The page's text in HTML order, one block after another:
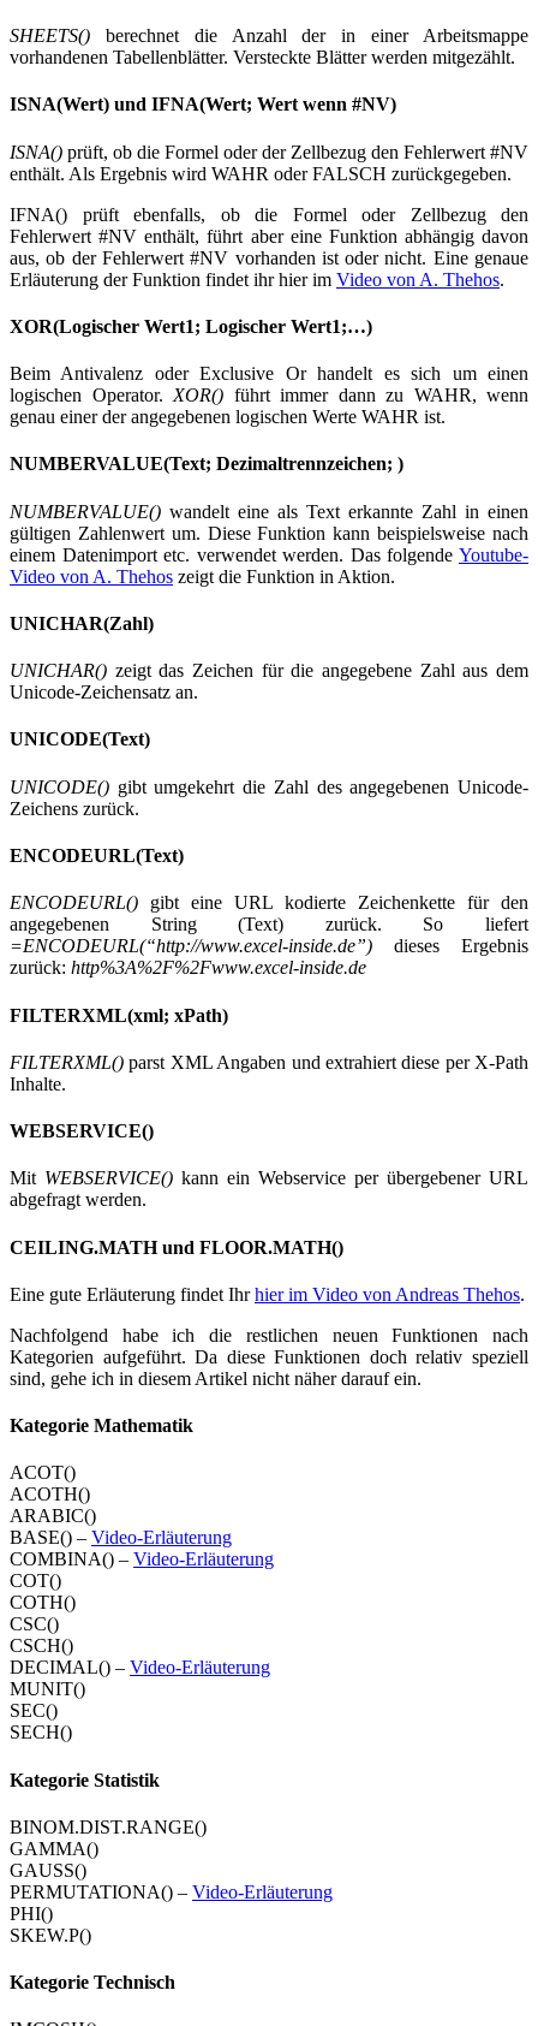
SHEETS() berechnet die Anzahl der in einer Arbeitsmappe
vorhandenen Tabellenblätter. Versteckte Blätter werden mitgezählt.
ISNA(Wert) und IFNA(Wert; Wert wenn #NV)
ISNA() prüft, ob die Formel oder der Zellbezug den Fehlerwert #NV
enthält. Als Ergebnis wird WAHR oder FALSCH zurückgegeben.
IFNA() prüft ebenfalls, ob die Formel oder Zellbezug den
Fehlerwert #NV enthält, führt aber eine Funktion abhängig davon
aus, ob der Fehlerwert #NV vorhanden ist oder nicht. Eine genaue
Erläuterung der Funktion findet ihr hier im Video von A. Thehos.
XOR(Logischer Wert1; Logischer Wert1;…)
Beim Antivalenz oder Exclusive Or handelt es sich um einen
logischen Operator. XOR() führt immer dann zu WAHR, wenn
genau einer der angegebenen logischen Werte WAHR ist.
NUMBERVALUE(Text; Dezimaltrennzeichen; )
NUMBERVALUE() wandelt eine als Text erkannte Zahl in einen
gültigen Zahlenwert um. Diese Funktion kann beispielsweise nach
einem Datenimport etc. verwendet werden. Das folgende Youtube-
Video von A. Thehos zeigt die Funktion in Aktion.
UNICHAR(Zahl)
UNICHAR() zeigt das Zeichen für die angegebene Zahl aus dem
Unicode-Zeichensatz an.
UNICODE(Text)
UNICODE() gibt umgekehrt die Zahl des angegebenen Unicode-
Zeichens zurück.
ENCODEURL(Text)
ENCODEURL() gibt eine URL kodierte Zeichenkette für den
angegebenen String (Text) zurück. So liefert
=ENCODEURL(“http://www.excel-inside.de”) dieses Ergebnis
zurück: http%3A%2F%2Fwww.excel-inside.de
FILTERXML(xml; xPath)
FILTERXML() parst XML Angaben und extrahiert diese per X-Path
Inhalte.
WEBSERVICE()
Mit WEBSERVICE() kann ein Webservice per übergebener URL
abgefragt werden.
CEILING.MATH und FLOOR.MATH()
Eine gute Erläuterung findet Ihrhier im Video von Andreas Thehos.
Nachfolgend habe ich die restlichen neuen Funktionen nach
Kategorien aufgeführt. Da diese Funktionen doch relativ speziell
sind, gehe ich in diesem Artikel nicht näher darauf ein.
Kategorie Mathematik
ACOT()
ACOTH()
ARABIC()
BASE() – Video-Erläuterung
COMBINA() – Video-Erläuterung
COT()
COTH()
CSC()
CSCH()
DECIMAL() – Video-Erläuterung
MUNIT()
SEC()
SECH()
Kategorie Statistik
BINOM.DIST.RANGE()
GAMMA()
GAUSS()
PERMUTATIONA() – Video-Erläuterung
PHI()
SKEW.P()
Kategorie Technisch